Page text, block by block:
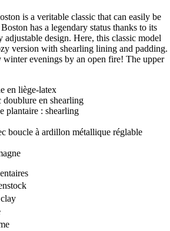
is a veritable classic that can easily be
has a legendary status thanks to its
design. Here, this classic model
version with shearling lining and padding.
winter evenings by an open fire! The upper
en liège-latex
doublure en shearling
plantaire : shearling
boucle à ardillon métallique réglable